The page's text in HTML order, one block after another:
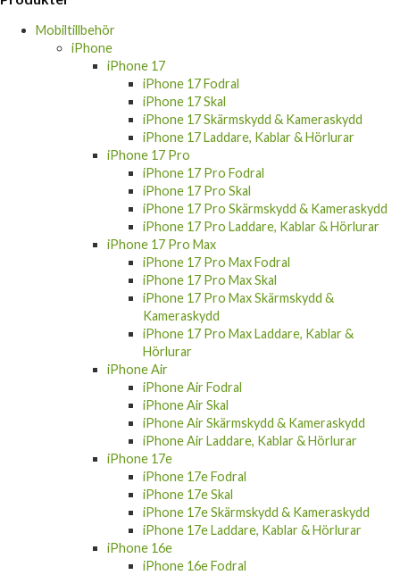
iPhone 17
iPhone 17 Fodral
iPhone 17 Skal
iPhone 17 Skärmskydd & Kameraskydd
iPhone 17 Laddare, Kablar & Hörlurar
iPhone 17 Pro
iPhone 17 Pro Fodral
iPhone 17 Pro Skal
iPhone 17 Pro Skärmskydd & Kameraskydd
iPhone 17 Pro Laddare, Kablar & Hörlurar
iPhone 17 Pro Max
iPhone 17 Pro Max Fodral
iPhone 17 Pro Max Skal
iPhone 17 Pro Max Skärmskydd &
Kameraskydd
iPhone 17 Pro Max Laddare, Kablar &
Hörlurar
iPhone Air
iPhone Air Fodral
iPhone Air Skal
iPhone Air Skärmskydd & Kameraskydd
iPhone Air Laddare, Kablar & Hörlurar
iPhone 17e
iPhone 17e Fodral